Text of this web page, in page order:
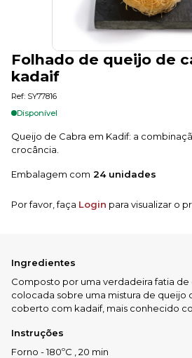
Folhado de queijo de
kadaif
Ref: SY77816
Disponível
Queijo de Cabra em Kadif: a
crocância.
Embalagem com 24 unidades
Por favor, faça Login para visualizar o
Ingredientes
Composto por uma verdadeira fatia de
colocada sobre uma mistura de queijo
coberto com kadaif, mais conhecido
Instruções
Forno - 180ºC , 20 min